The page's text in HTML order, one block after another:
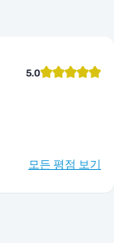
5.0
모든 평점 보기